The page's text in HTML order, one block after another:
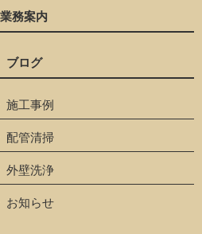
業務案内
ブログ
施工事例
配管清掃
外壁洗浄
お知らせ